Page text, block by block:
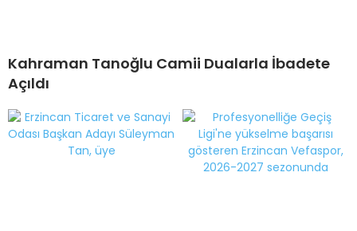
Kahraman Tanoğlu Camii Dualarla İbadete
Açıldı